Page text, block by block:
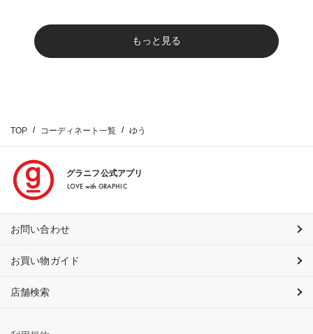
もっと見る
TOP コーディネート一覧 ゆう
グラニフ公式アプリ
LOVE with GRAPHIC
お問い合わせ
お買い物ガイド
店舗検索